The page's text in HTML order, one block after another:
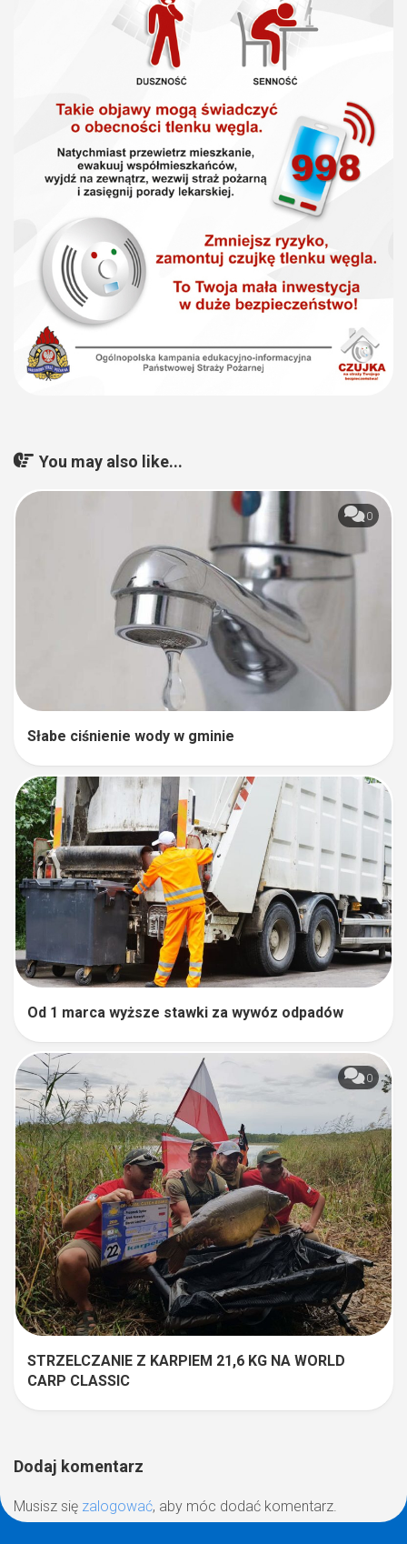
You may also like...
0
Słabe ciśnienie wody w gminie
Od 1 marca wyższe stawki za wywóz odpadów
0
STRZELCZANIE Z KARPIEM 21,6 KG NA WORLD
CARP CLASSIC
Dodaj komentarz
Musisz się zalogować, aby móc dodać komentarz.